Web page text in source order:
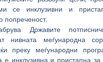
се инклузивни и
попреченост;
Државите
нивната меѓународна
преку меѓународни
е инклузивна и пристапна